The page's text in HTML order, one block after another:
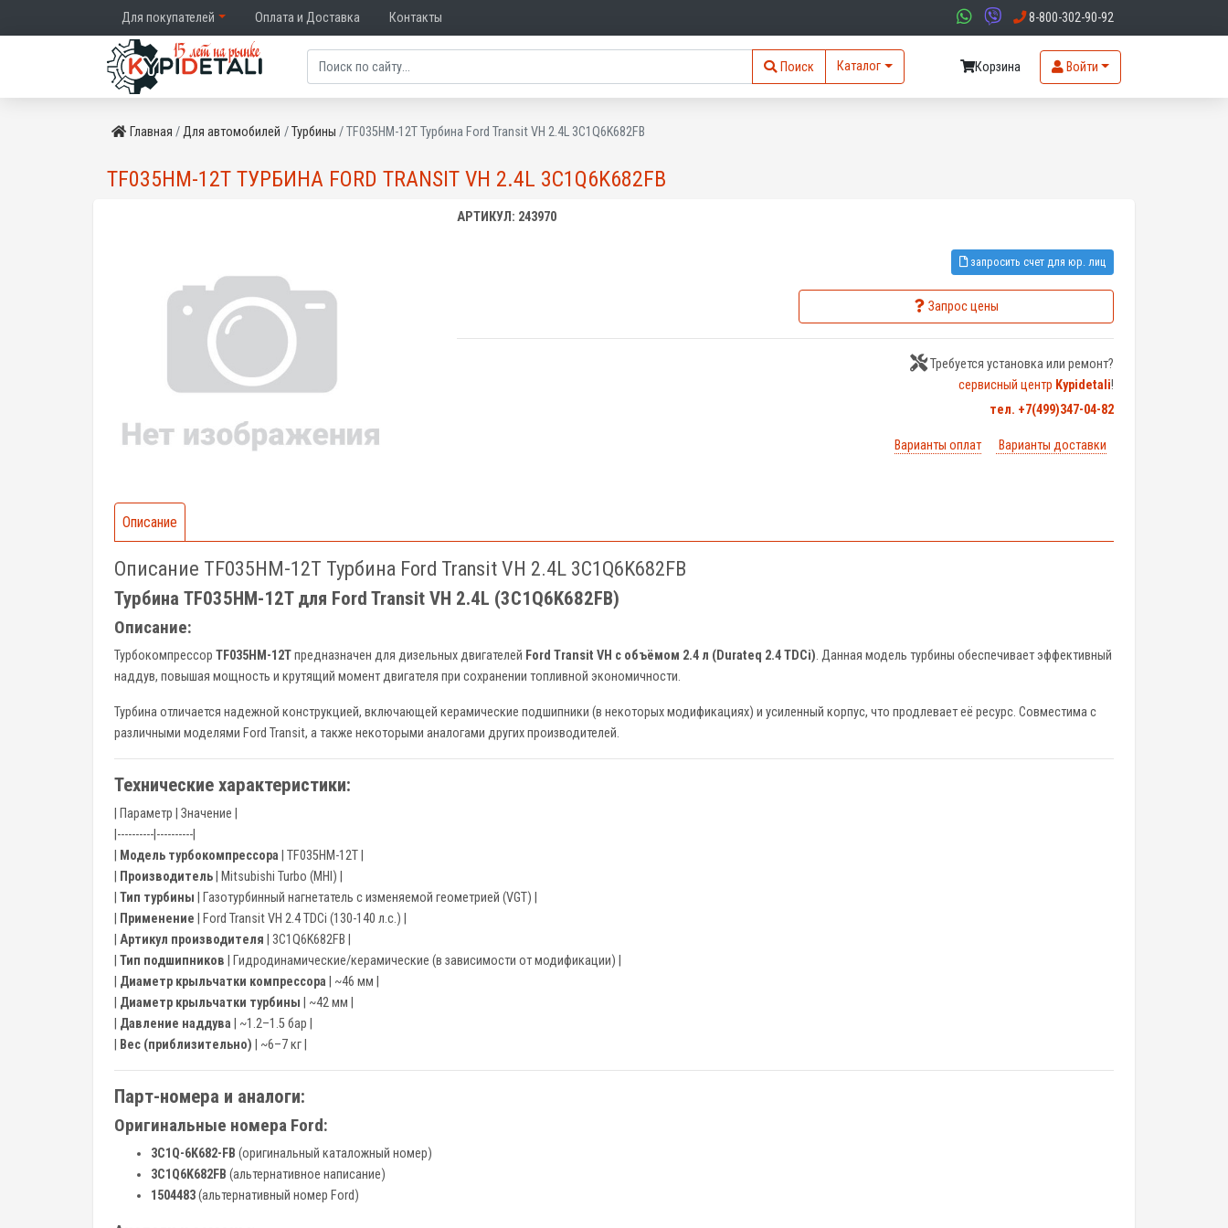
Для покупателей Оплата и Доставка Контакты 8-800-302-90-92
Поиск Каталог Корзина Войти
Главная Для автомобилей Турбины TF035HM-12T Турбина Ford Transit VH 2.4L 3C1Q6K682FB
TF035HM-12T ТУРБИНА FORD TRANSIT VH 2.4L 3C1Q6K682FB
АРТИКУЛ: 243970
запросить счет для юр. лиц
Запрос цены
Требуется установка или ремонт?
сервисный центр Kypidetali!
тел. +7(499)347-04-82
Варианты оплат Варианты доставки
Описание
Описание TF035HM-12T Турбина Ford Transit VH 2.4L 3C1Q6K682FB
Турбина TF035HM-12T для Ford Transit VH 2.4L (3C1Q6K682FB)
Описание:
Турбокомпрессор TF035HM-12Tпредназначен для дизельных двигателей Ford Transit VH с объёмом 2.4 л (Durateq 2.4 TDCi). Данная модель турбины обеспечивает эффективный
наддув, повышая мощность и крутящий момент двигателя при сохранении топливной экономичности.
Турбина отличается надежной конструкцией, включающей керамические подшипники (в некоторых модификациях) и усиленный корпус, что продлевает её ресурс. Совместима с
различными моделями Ford Transit, а также некоторыми аналогами других производителей.
Технические характеристики:
| Параметр | Значение |
|----------|----------|
Модель турбокомпрессора | TF035HM-12T |
Производитель | Mitsubishi Turbo (MHI) |
Тип турбины | Газотурбинный нагнетатель с изменяемой геометрией (VGT) |
Применение | Ford Transit VH 2.4 TDCi (130-140 л.с.) |
Артикул производителя | 3C1Q6K682FB |
Тип подшипников | Гидродинамические/керамические (в зависимости от модификации) |
Диаметр крыльчатки компрессора | ~46 мм |
Диаметр крыльчатки турбины | ~42 мм |
Давление наддува | ~1.2–1.5 бар |
Вес (приблизительно) | ~6–7 кг |
Парт-номера и аналоги:
Оригинальные номера Ford:
3C1Q-6K682-FB (оригинальный каталожный номер)
3C1Q6K682FB (альтернативное написание)
1504483(альтернативный номер Ford)